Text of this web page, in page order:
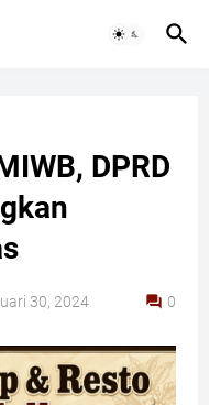
DPRD
30, 2024 0